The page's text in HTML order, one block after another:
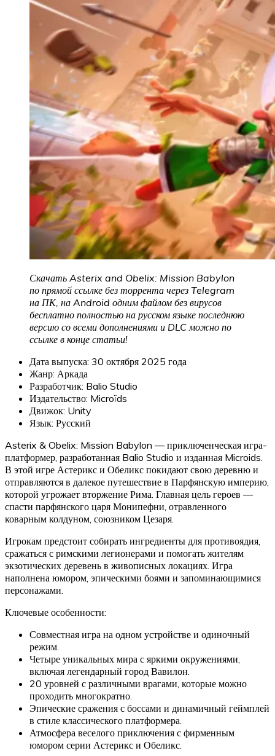
Скачать Asterix and Obelix: Mission Babylon
по прямой ссылке без торрента через Telegram
на ПК, на Android одним файлом без вирусов
бесплатно полностью на русском языке последнюю
версию со всеми дополнениями и DLC можно по
ссылке в конце статьи!
Дата выпуска: 30 октября 2025 года
Жанр: Аркада
Разработчик: Balio Studio
Издательство: Microïds
Движок: Unity
Язык: Русский
Asterix & Obelix: Mission Babylon — приключенческая игра-
платформер, разработанная Balio Studio и изданная Microids.
В этой игре Астерикс и Обеликс покидают свою деревню и
отправляются в далекое путешествие в Парфянскую империю,
которой угрожает вторжение Рима. Главная цель героев —
спасти парфянского царя Монипефни, отравленного
коварным колдуном, союзником Цезаря.
Игрокам предстоит собирать ингредиенты для противоядия,
сражаться с римскими легионерами и помогать жителям
экзотических деревень в живописных локациях. Игра
наполнена юмором, эпическими боями и запоминающимися
персонажами.
Ключевые особенности:
Совместная игра на одном устройстве и одиночный
режим.
Четыре уникальных мира с яркими окружениями,
включая легендарный город Вавилон.
20 уровней с различными врагами, которые можно
проходить многократно.
Эпические сражения с боссами и динамичный геймплей
в стиле классического платформера.
Атмосфера веселого приключения с фирменным
юмором серии Астерикс и Обеликс.